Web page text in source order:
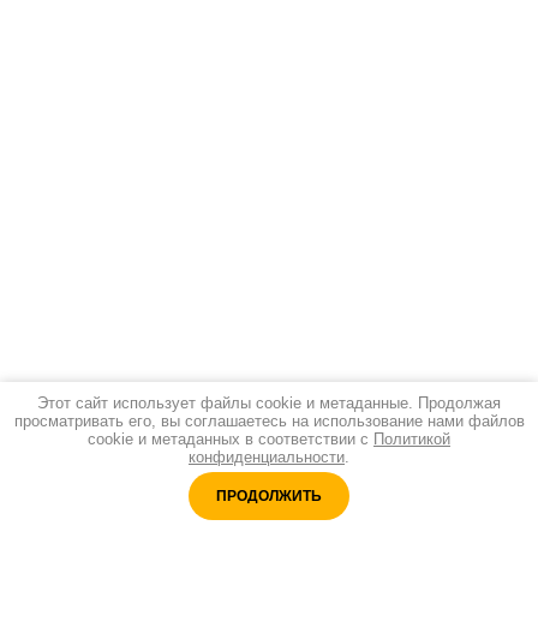
Этот сайт использует файлы cookie и метаданные. Продолжая
просматривать его, вы соглашаетесь на использование нами файлов
cookie и метаданных в соответствии с Политикой
конфиденциальности.
ПРОДОЛЖИТЬ